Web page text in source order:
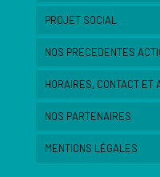
PROJET SOCIAL
NOS PRECEDENTES
HORAIRES, CONTACT ET
NOS PARTENAIRES
MENTIONS LÉGALES